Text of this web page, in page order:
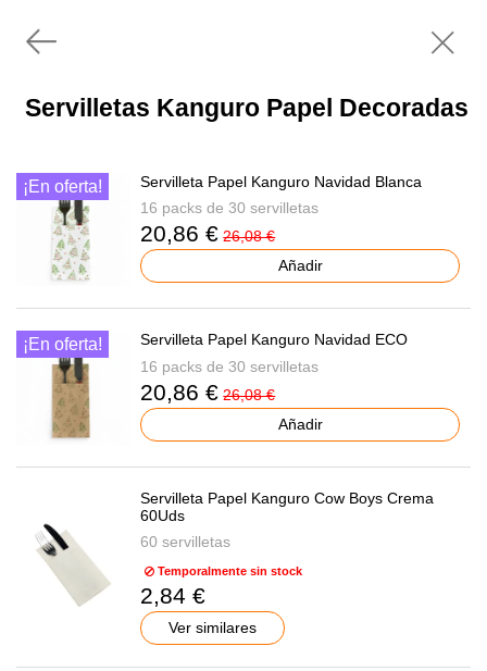
Servilletas Kanguro Papel Decoradas
¡En oferta!
Servilleta Papel Kanguro Navidad Blanca
16 packs de 30 servilletas
20,86 € 26,08 €
Añadir
¡En oferta!
Servilleta Papel Kanguro Navidad ECO
16 packs de 30 servilletas
20,86 € 26,08 €
Añadir
Servilleta Papel Kanguro Cow Boys Crema
60Uds
60 servilletas
Temporalmente sin stock
2,84 €
Ver similares